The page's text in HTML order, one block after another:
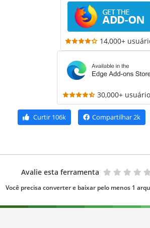
14,000+
30,000+
Curtir 106k Compartilhar2k
Avalie esta ferramenta
Você precisa converter e baixar pelo menos 1